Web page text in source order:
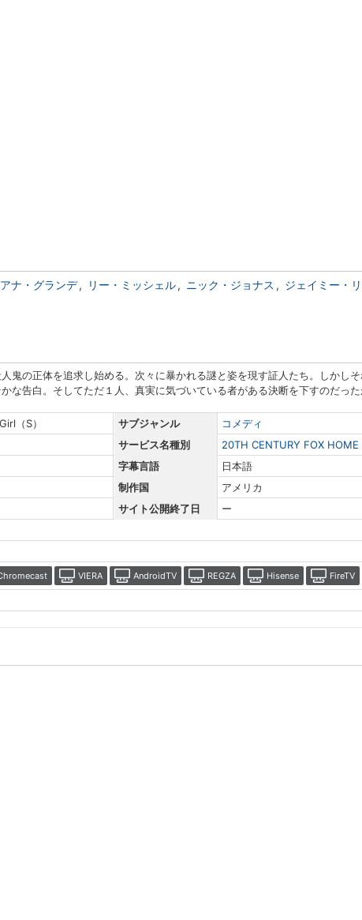
ナ・グランデ リー・ミッシェル ニック・ジョナス
ジェイミー・
鬼の正体を追求し始める。次々に暴かれる謎と姿を現す証人たち。しかし
な告白。そしてただ１人、真実に気づいている者がある決断を下すのだった
（S） サブジャンル
コメディ
サービス名種別
20TH CENTURY FOX HOME
字幕言語
日本語
制作国
アメリカ
サイト公開終了日
ー
VIERA AndroidTV REGZA Hisense FireTV